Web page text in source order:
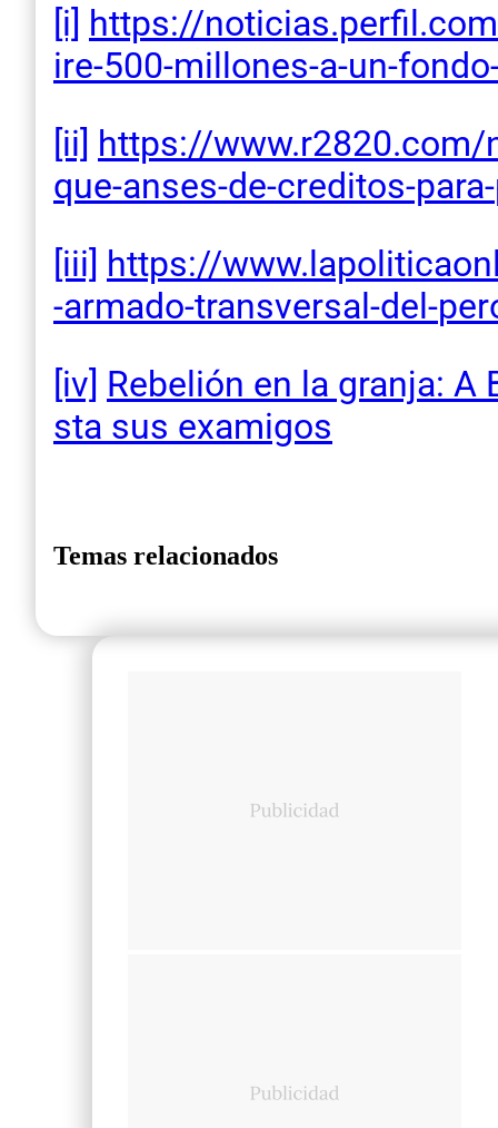
[i] https://
ire-500-millones-a-un-
[ii] https://www.r2820.com/
que-anses-de-creditos-para-
[iii] https://
-armado-transversal-del-
[iv] Rebelión en la granja:
sta sus examigos
Temas relacionados